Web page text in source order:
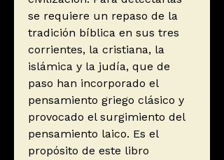
se requiere un repaso de la
tradición bíblica en sus tres
corrientes, la cristiana, la
islámica y la judía, que de
paso han incorporado el
pensamiento griego clásico y
provocado el surgimiento del
pensamiento laico. Es el
propósito de este libro